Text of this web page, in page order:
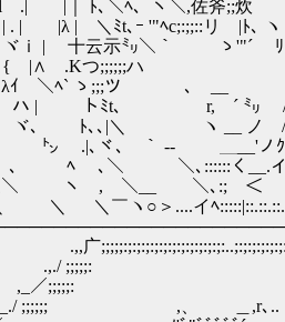
.| |｜ ﾄ､＼ﾍ、ヽ＼,佐
|λ | ＼ﾐt､ｰ '"ﾍc;:;;::
| 十云示㍉＼｀ ゝ
.Kつ;;;;;;ハ l.
ﾍ` ゝ;;;ツ ､ __ / ｀
ﾐt､ r, ´ ㍉ /|ﾍ /
､|＼ ヽ __ ノ /
､ ｀ ‐- ＿__'ノｸ
､ ﾍ ､＼ ＼､::::::く
＼＼ ヽ , ＼__ ＼､:;
＼＼ ＼ ＼￣ヽ○＞....イﾍ
.,./ ;;;;;:
／;;;;;:
,、 ＿,r､.. . _-